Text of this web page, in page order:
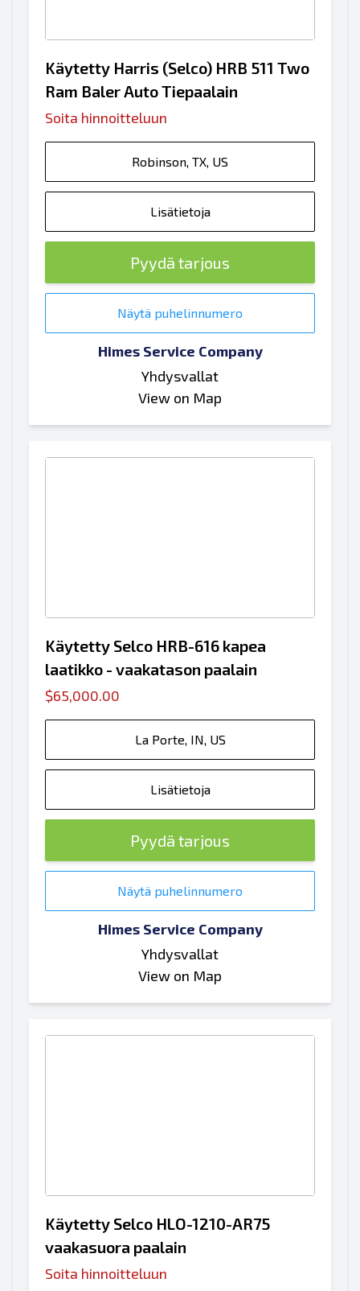
Käytetty Harris (Selco) HRB 511 Two
Ram Baler Auto Tiepaalain
Soita hinnoitteluun
Robinson, TX, US
Lisätietoja
Pyydä tarjous
Näytä puhelinnumero
Himes Service Company
Yhdysvallat
View on Map
Käytetty Selco HRB-616 kapea
laatikko - vaakatason paalain
$65,000.00
La Porte, IN, US
Lisätietoja
Pyydä tarjous
Näytä puhelinnumero
Himes Service Company
Yhdysvallat
View on Map
Käytetty Selco HLO-1210-AR75
vaakasuora paalain
Soita hinnoitteluun